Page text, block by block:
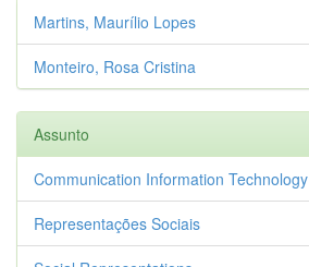
Martins, Maurílio Lopes
Monteiro, Rosa Cristina
Assunto
Communication Information Technology
Representações Sociais